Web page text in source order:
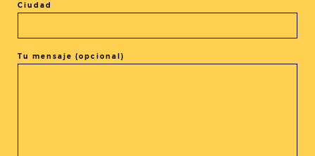
El evento está terminado.
Ciudad
Tu mensaje (opcional)